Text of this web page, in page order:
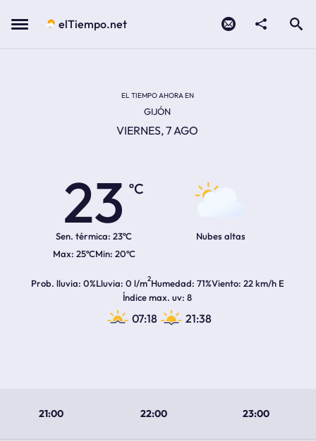
Menu elTiempo.net
EL TIEMPO AHORA EN
GIJÓN
VIERNES, 7 AGO
23
ºC
Sen. térmica: 23ºC
25ºC 20ºC
Nubes altas
Prob. lluvia 0%Lluvia 0 l/m2Humedad 71%Viento 22 km/h E
Índice max. uv 8
07:18 21:38
21:00 22:00 23:00